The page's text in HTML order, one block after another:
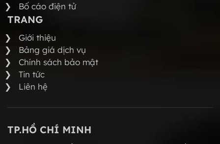
Bố cáo điện tử
TRANG
Giới thiệu
Bảng giá dịch vụ
Chính sách bảo mật
Tin tức
Liên hệ
TP.HỒ CHÍ MINH